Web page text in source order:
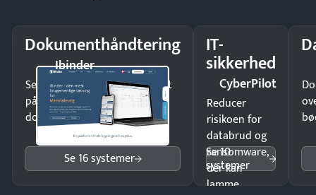
Dokumenthåndtering
Ibinder
Send kontrakter til underskrift
på minutter og mist ingen
dokumenter.
Se 16 systemer
IT-
sikkerhed
CyberPilot
Reducer
risikoen for
databrud og
ransomware,
der kan
lamme
Se 10
systemer